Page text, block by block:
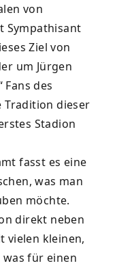
von
Sympathisant
Ziel von
um Jürgen
Fans des
Tradition dieser
Stadion
fasst es eine
was man
möchte.
direkt neben
vielen kleinen,
für einen